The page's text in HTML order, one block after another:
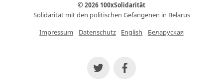
© 2026 100xSolidarität
Solidarität mit den politischen Gefangenen in Belarus
Impressum
Datenschutz English Беларуская